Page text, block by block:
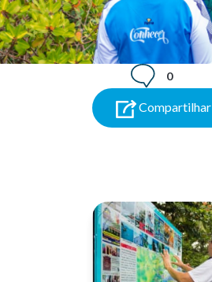
0
Compartilhar